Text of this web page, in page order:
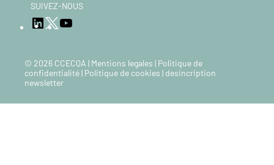
SUIVEZ-NOUS
LinkedIn
Twitter
© 2026 CCECQA | Mentions legales | Politique de
confidentialité| Politique de cookies | desincription
newsletter